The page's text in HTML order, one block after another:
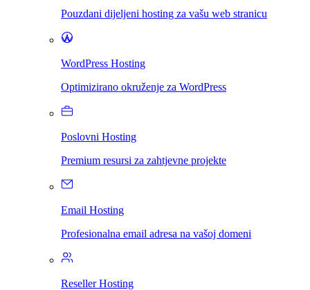
Pouzdani dijeljeni hosting za vašu web stranicu
WordPress Hosting
Optimizirano okruženje za WordPress
Poslovni Hosting
Premium resursi za zahtjevne projekte
Email Hosting
Profesionalna email adresa na vašoj domeni
Reseller Hosting